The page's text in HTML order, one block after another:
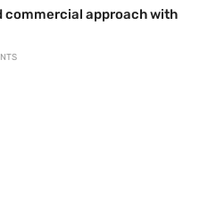
commercial approach with